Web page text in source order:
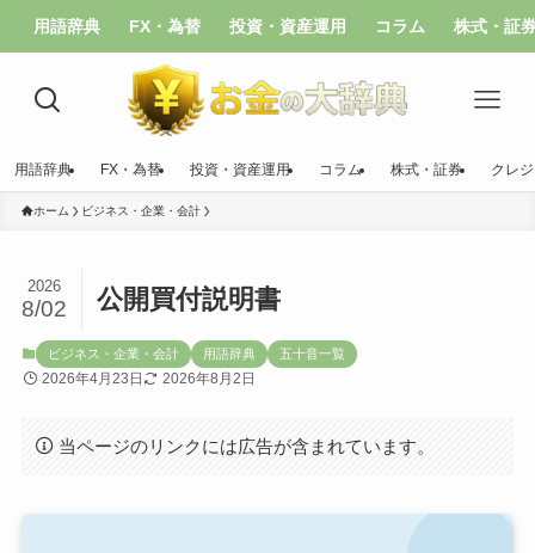
用語辞典 FX・為替 投資・資産運用 コラム 株式・証
用語辞典 FX・為替 投資・資産運用 コラム 株式・証券 クレ
ホーム ビジネス・企業・会計
公開買付説明書
2026
8/02
ビジネス・企業・会計 用語辞典 五十音一覧
2026年4月23日 2026年8月2日
当ページのリンクには広告が含まれています。